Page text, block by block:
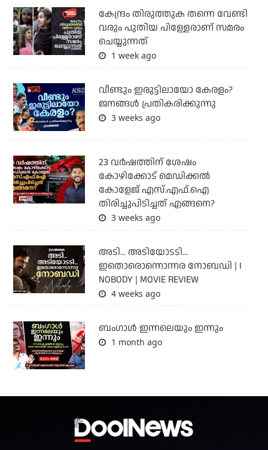
കേന്ദ്രം തിരുത്തുക തന്നെ വേണ്ടി
വരും പുതിയ പിള്ളേരാണ് സമരം
ചെയ്യുന്നത്
1 week ago
വീണ്ടും ഇരുട്ടിലായോ കേരളം?
ജനങ്ങൾ പ്രതികരിക്കുന്നു
3 weeks ago
23 വർഷത്തിന് ശേഷം
കോഴിക്കോട് മെഡിക്കൽ
കോളേജ് എസ്.എഫ്.ഐ
തിരിച്ചുപിടിച്ചത് എങ്ങനെ?
3 weeks ago
അടി... അടിയോടടി...
ഇതൊരൊന്നൊന്നര നോബഡി | I
NOBODY | MOVIE REVIEW
4 weeks ago
ബംഗാള്‍ ഇന്നലെയും ഇന്നും
1 month ago